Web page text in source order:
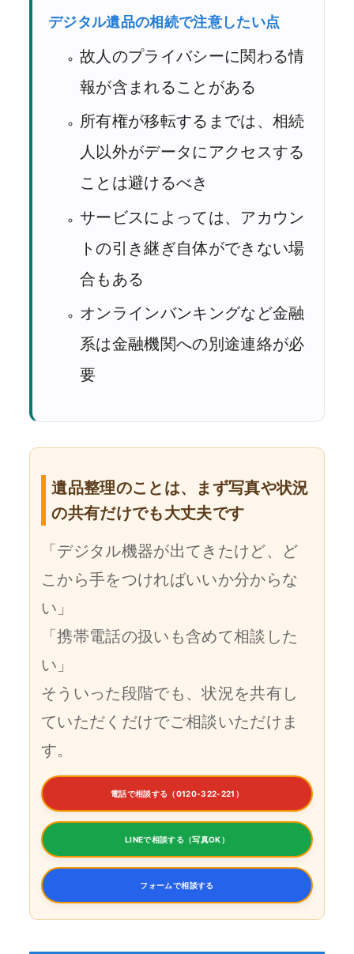
デジタル遺品の相続で注意したい点
故人のプライバシーに関わる情
報が含まれることがある
所有権が移転するまでは、相続
人以外がデータにアクセスする
ことは避けるべき
サービスによっては、アカウン
トの引き継ぎ自体ができない場
合もある
オンラインバンキングなど金融
系は金融機関への別途連絡が必
要
遺品整理のことは、まず写真や状況
の共有だけでも大丈夫です
「デジタル機器が出てきたけど、ど
こから手をつければいいか分からな
い」
「携帯電話の扱いも含めて相談した
い」
そういった段階でも、状況を共有し
ていただくだけでご相談いただけま
す。
電話で相談する（0120-322-221）
LINEで相談する（写真OK）
フォームで相談する